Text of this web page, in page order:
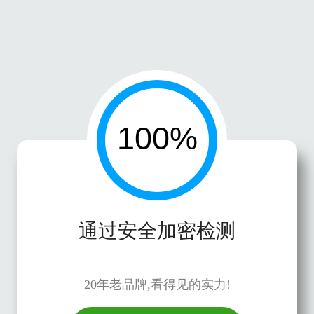
通过安全加密检测
20年老品牌,看得见的实力!